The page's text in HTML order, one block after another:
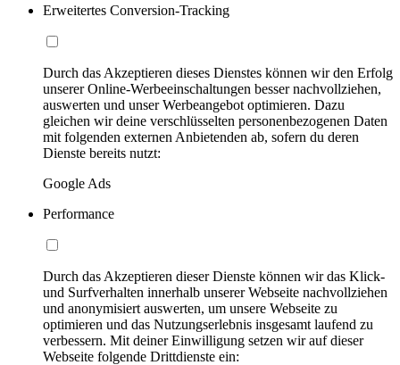
Erweitertes Conversion-Tracking
Durch das Akzeptieren dieses Dienstes können wir den Erfolg
unserer Online-Werbeeinschaltungen besser nachvollziehen,
auswerten und unser Werbeangebot optimieren. Dazu
gleichen wir deine verschlüsselten personenbezogenen Daten
mit folgenden externen Anbietenden ab, sofern du deren
Dienste bereits nutzt:
Google Ads
Performance
Durch das Akzeptieren dieser Dienste können wir das Klick-
und Surfverhalten innerhalb unserer Webseite nachvollziehen
und anonymisiert auswerten, um unsere Webseite zu
optimieren und das Nutzungserlebnis insgesamt laufend zu
verbessern. Mit deiner Einwilligung setzen wir auf dieser
Webseite folgende Drittdienste ein: